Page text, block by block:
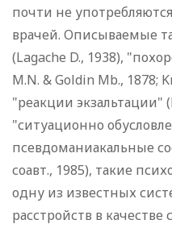
почти не
врачей. Описываемые
(Lagache D., 1938),
M.N. & Goldin Mb., 1878;
"реакции экзальтации"
"ситуационно
псевдоманиакальные
соавт., 1985), такие
одну из известных
расстройств в качестве